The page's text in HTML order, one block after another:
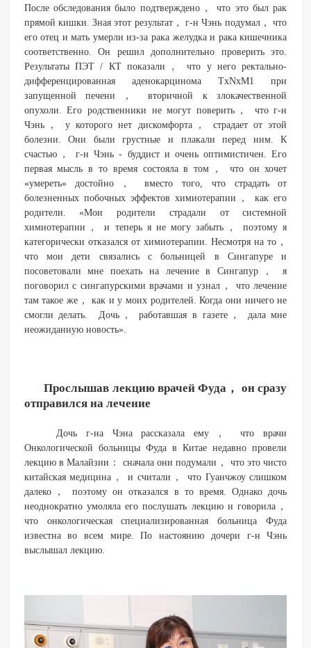
После обследования было подтверждено， что это был рак
прямой кишки. Зная этот результат， г-н Чэнь подумал， что
его отец и мать умерли из-за рака желудка и рака кишечника
соответственно. Он решил дополнительно проверить это.
Результаты ПЭТ / КТ показали， что у него ректально-
дифференцированная аденокарцинома TxNxM1 при
запущенной печени， вторичной к злокачественной
опухоли. Его родственники не могут поверить， что г-н
Чэнь， у которого нет дискомфорта， страдает от этой
болезни. Они были грустные и плакали перед ним. К
счастью， г-н Чэнь - буддист и очень оптимистичен. Его
первая мысль в то время состояла в том， что он хочет
«умереть» достойно， вместо того, что страдать от
болезненных побочных эффектов химиотерапии， как его
родители. «Мои родители страдали от системной
химиотерапии， и теперь я не могу забыть， поэтому я
категорически отказался от химиотерапии. Несмотря на то，
что мои дети связались с больницей в Сингапуре и
посоветовали мне поехать на лечение в Сингапур， я
поговорил с сингапурскими врачами и узнал， что лечение
там такое же， как и у моих родителей. Когда они ничего не
смогли делать. Дочь， работавшая в газете， дала мне
неожиданную новость».
Прослышав лекцию врачей Фуда， он сразу
отправился на лечение
Дочь г-на Чэна рассказала ему， что врачи
Онкологической больницы Фуда в Китае недавно провели
лекцию в Малайзии： сначала они подумали， что это чисто
китайская медицина， и считали， что Гуанчжоу слишком
далеко， поэтому он отказался в то время. Однако дочь
неоднократно умоляла его послушать лекцию и говорила，
что онкологическая специализированная больница Фуда
известна во всем мире. По настоянию дочери г-н Чэнь
выслышал лекцию.